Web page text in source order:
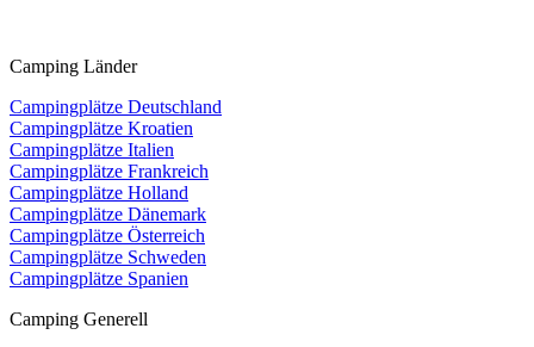
Camping Länder
Campingplätze Deutschland
Campingplätze Kroatien
Campingplätze Italien
Campingplätze Frankreich
Campingplätze Holland
Campingplätze Dänemark
Campingplätze Österreich
Campingplätze Schweden
Campingplätze Spanien
Camping Generell